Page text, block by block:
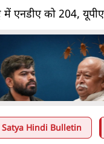
में एनडीए को 204,
Satya Hindi Bulletin